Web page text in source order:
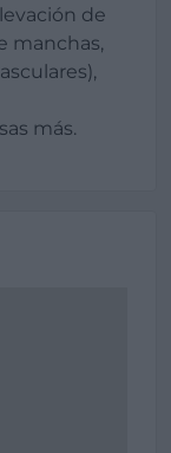
de
manchas,
más.